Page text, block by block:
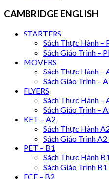
CAMBRIDGE ENGLISH
STARTERS
Sách Thực Hành –
Sách Giáo Trình –
MOVERS
Sách Thực Hành –
Sách Giáo Trình –
FLYERS
Sách Thực Hành –
Sách Giáo Trình –
KET – A2
Sách Thực Hành
Sách Giáo Trình
PET – B1
Sách Thực Hành
Sách Giáo Trình B1
FCE – B2